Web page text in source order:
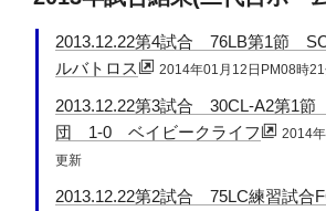
2013.12.22第4試合 76LB第1節
ルバトロス
2014年01月12日PM08時
2013.12.22第3試合 30CL-A2第1
団 1-0 ベイビークライフ
2014
更新
2013.12.22第2試合 75LC練習試